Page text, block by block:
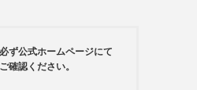
ず公式ホームページにて
確認ください。